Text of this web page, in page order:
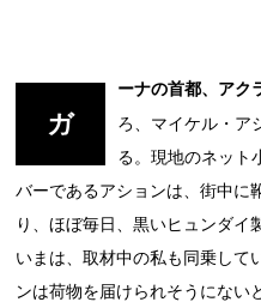
ガ
ーナの首都、アク
ろ、マイケル・ア
る。現地のネット
バーであるアションは、街中に
り、ほぼ毎日、黒いヒュンダイ
いまは、取材中の私も同乗して
ンは荷物を届けられそうにない